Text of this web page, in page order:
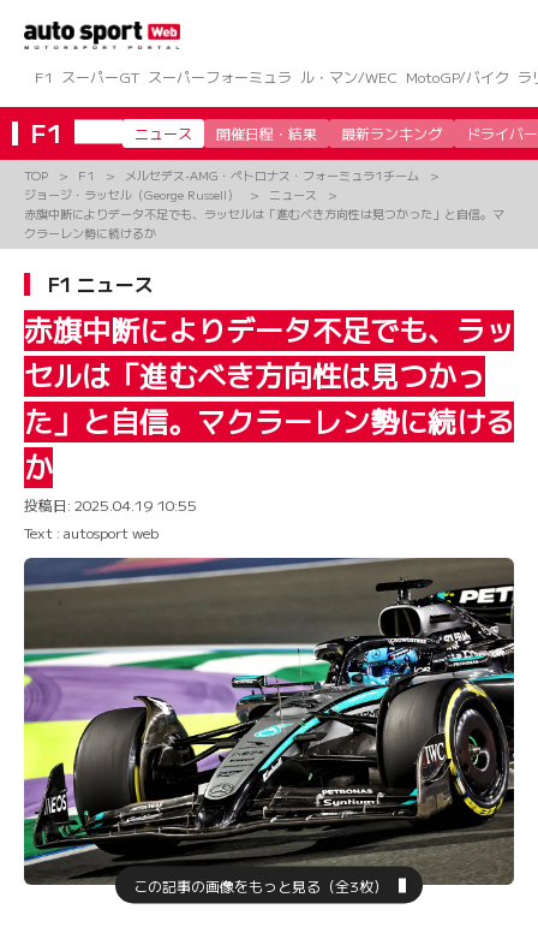
ツ
へ
ス
キ
F1 スーパーGT スーパーフォーミュラ ル・マン/WEC MotoGP/バイク ラ
F1 ニュース 開催日程・結果 最新ランキング ドライバー
TOP F1
メルセデス-AMG・ペトロナス・フォーミュラ1チーム
ジョージ・ラッセル（George Russell）
ニュース
赤旗中断によりデータ不足でも、ラッセルは「進むべき方向性は見つかった」と自信。マ
クラーレン勢に続けるか
F1 ニュース
赤旗中断によりデータ不足でも、ラッ
セルは「進むべき方向性は見つかっ
た」と自信。マクラーレン勢に続ける
か
投稿日: 2025.04.19 10:55
Text : autosport web
この記事の画像をもっと見る（全3枚）